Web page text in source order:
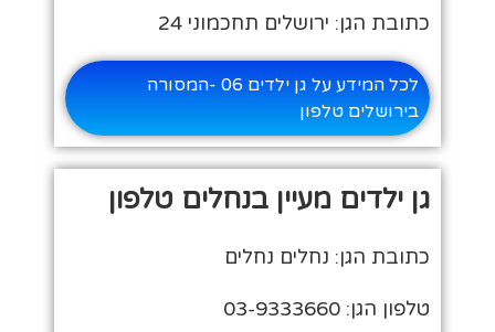
כתובת הגן: ירושלים תחכמוני 24
לכל המידע על גן ילדים 06 -המסורה
בירושלים טלפון
גן ילדים מעיין בנחלים טלפון
כתובת הגן: נחלים נחלים
טלפון הגן: 03-9333660